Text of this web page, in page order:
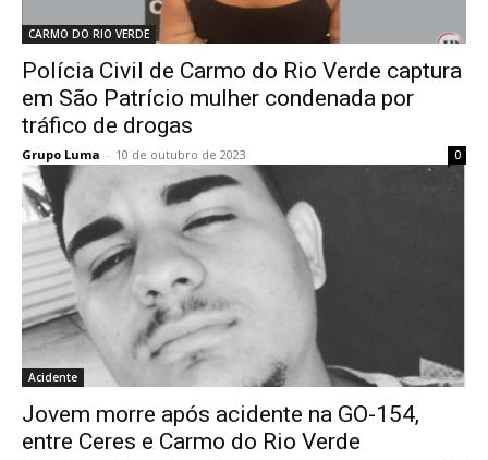
CARMO DO RIO VERDE
Polícia Civil de Carmo do Rio Verde captura
em São Patrício mulher condenada por
tráfico de drogas
Grupo Luma - 10 de outubro de 2023 0
Acidente
Jovem morre após acidente na GO-154,
entre Ceres e Carmo do Rio Verde